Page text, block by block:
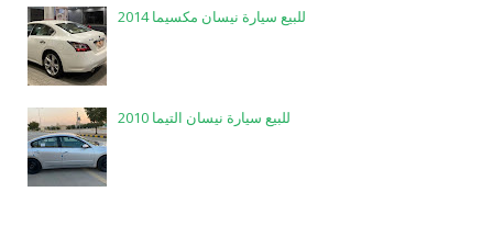
للبيع سيارة نيسان مكسيما 2014
للبيع سيارة نيسان التيما 2010